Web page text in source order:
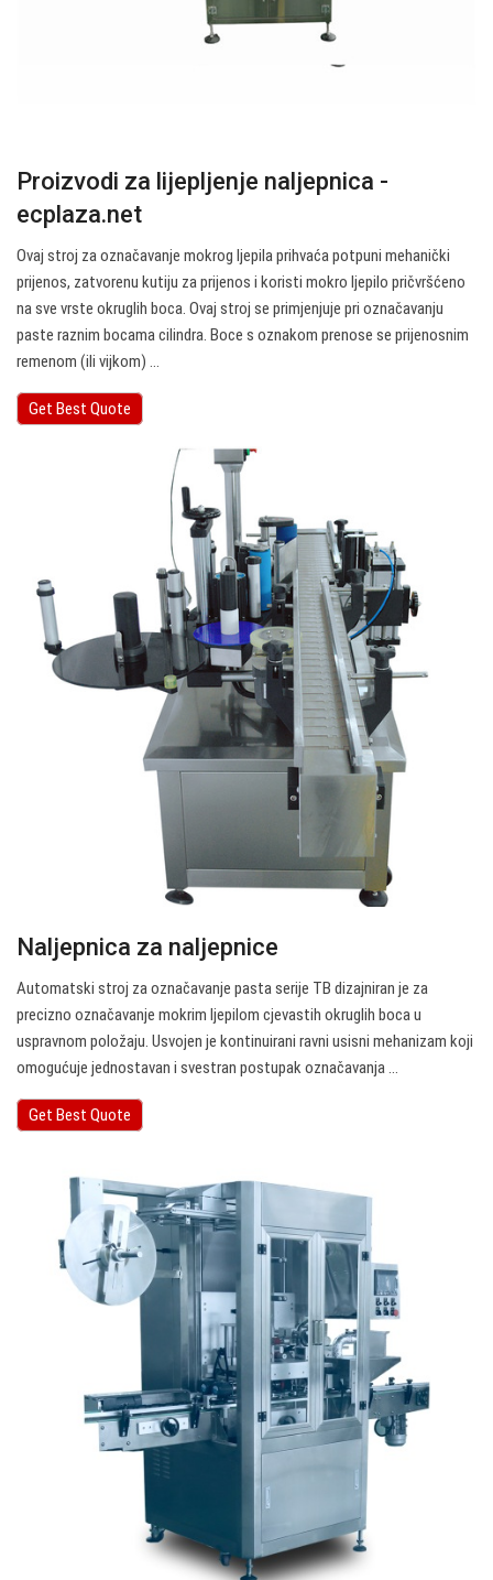
Proizvodi za lijepljenje naljepnica -
ecplaza.net
Ovaj stroj za označavanje mokrog ljepila prihvaća potpuni mehanički
prijenos, zatvorenu kutiju za prijenos i koristi mokro ljepilo pričvršćeno
na sve vrste okruglih boca. Ovaj stroj se primjenjuje pri označavanju
paste raznim bocama cilindra. Boce s oznakom prenose se prijenosnim
remenom (ili vijkom) ...
Get Best Quote
Naljepnica za naljepnice
Automatski stroj za označavanje pasta serije TB dizajniran je za
precizno označavanje mokrim ljepilom cjevastih okruglih boca u
uspravnom položaju. Usvojen je kontinuirani ravni usisni mehanizam koji
omogućuje jednostavan i svestran postupak označavanja ...
Get Best Quote